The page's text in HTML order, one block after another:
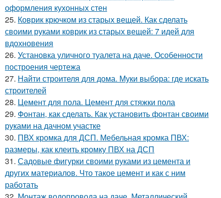
оформления кухонных стен
25. Коврик крючком из старых вещей. Как сделать
своими руками коврик из старых вещей: 7 идей для
вдохновения
26. Установка уличного туалета на даче. Особенности
построения чертежа
27. Найти строителя для дома. Муки выбора: где искать
строителей
28. Цемент для пола. Цемент для стяжки пола
29. Фонтан, как сделать. Как установить фонтан своими
руками на дачном участке
30. ПВХ кромка для ДСП. Мебельная кромка ПВХ:
размеры, как клеить кромку ПВХ на ДСП
31. Садовые фигурки своими руками из цемента и
других материалов. Что такое цемент и как с ним
работать